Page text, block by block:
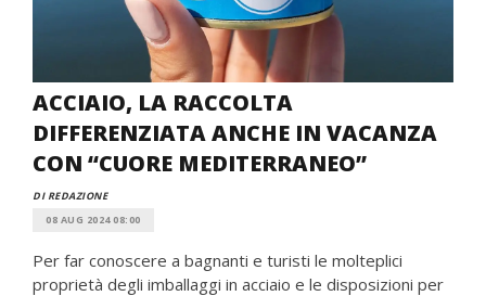
ACCIAIO, LA RACCOLTA
DIFFERENZIATA ANCHE IN VACANZA
CON “CUORE MEDITERRANEO”
DI REDAZIONE
08 AUG 2024 08:00
Per far conoscere a bagnanti e turisti le molteplici
proprietà degli imballaggi in acciaio e le disposizioni per